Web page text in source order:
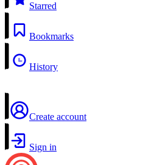
Starred
Bookmarks
History
Create account
Sign in